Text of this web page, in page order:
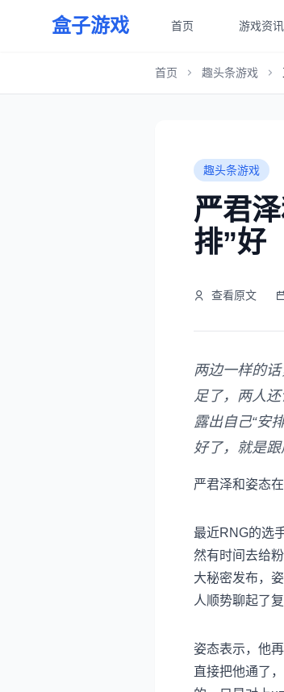
盒子游戏 首页 游戏资讯
首页 趣头条游戏
趣头条游戏
严君
排”好
查看原文
两边一样的
足了，两人
露出自己“安
好了，就是
严君泽和姿态
最近RNG的选
然有时间去给
大秘密发布，
人顺势聊起了复
姿态表示，他
直接把他通了